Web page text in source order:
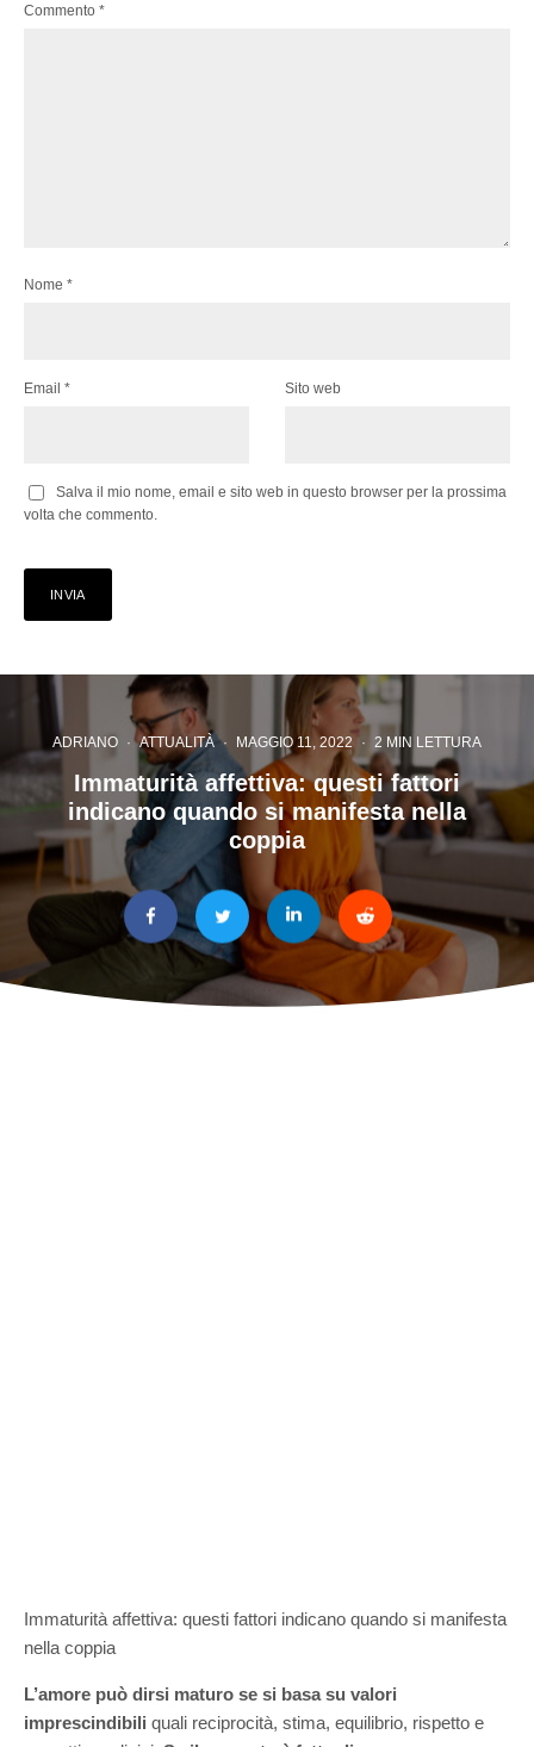
Commento *
Nome *
Email * Sito web
Salva il mio nome, email e sito web in questo browser per la prossima
volta che commento.
ADRIANO · ATTUALITÀ · MAGGIO 11, 2022 · 2 MIN LETTURA
Immaturità affettiva: questi fattori
indicano quando si manifesta nella
coppia
Immaturità affettiva: questi fattori indicano quando si manifesta
nella coppia
L’amore può dirsi maturo se si basa su valori
imprescindibili quali reciprocità, stima, equilibrio, rispetto e